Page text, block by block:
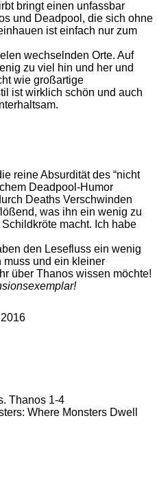
bringt einen unfassbar
und Deadpool, die sich ohne
ist einfach nur zum
wechselnden Orte. Auf
zu viel hin und her und
wie großartige
ist wirklich schön und auch
reine Absurdität des “nicht
Deadpool-Humor
Deaths Verschwinden
was ihn ein wenig zu
macht. Ich habe
den Lesefluss ein wenig
muss und ein kleiner
über Thanos wissen möchte!
Thanos 1-4
Where Monsters Dwell